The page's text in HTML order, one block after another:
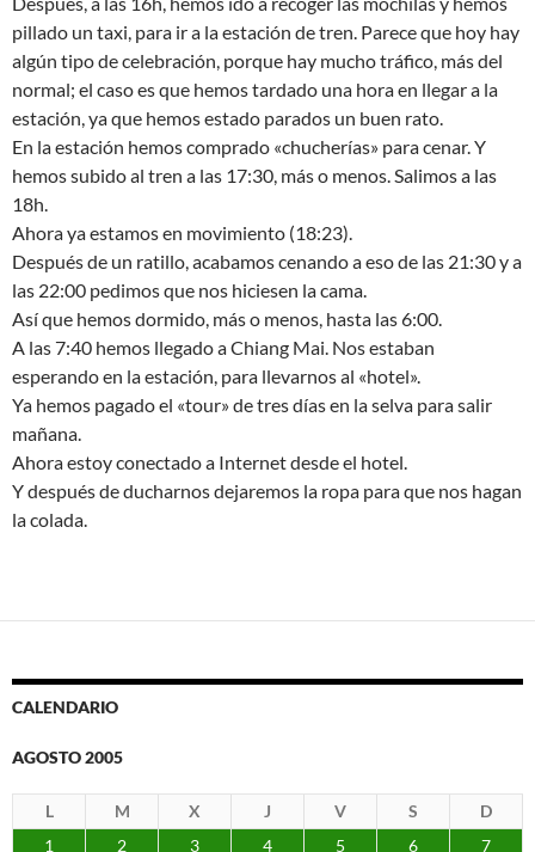
pillado un taxi, para ir a la estación de tren. Parece que hoy hay
algún tipo de celebración, porque hay mucho tráfico, más del
normal; el caso es que hemos tardado una hora en llegar a la
estación, ya que hemos estado parados un buen rato.
En la estación hemos comprado «chucherías» para cenar. Y
hemos subido al tren a las 17:30, más o menos. Salimos a las
18h.
Ahora ya estamos en movimiento (18:23).
Después de un ratillo, acabamos cenando a eso de las 21:30 y a
las 22:00 pedimos que nos hiciesen la cama.
Así que hemos dormido, más o menos, hasta las 6:00.
A las 7:40 hemos llegado a Chiang Mai. Nos estaban
esperando en la estación, para llevarnos al «hotel».
Ya hemos pagado el «tour» de tres días en la selva para salir
mañana.
Ahora estoy conectado a Internet desde el hotel.
Y después de ducharnos dejaremos la ropa para que nos hagan
la colada.
CALENDARIO
AGOSTO 2005
L M X J V S
D
1
2 3 4 5 6
7